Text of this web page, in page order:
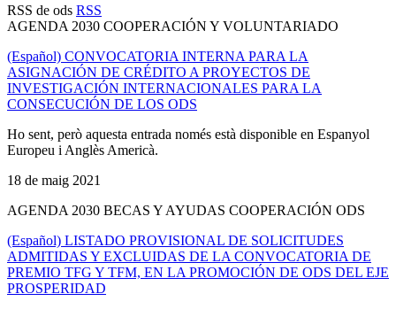
RSS de ods RSS
AGENDA 2030 COOPERACIÓN Y VOLUNTARIADO
(Español) CONVOCATORIA INTERNA PARA LA
ASIGNACIÓN DE CRÉDITO A PROYECTOS DE
INVESTIGACIÓN INTERNACIONALES PARA LA
CONSECUCIÓN DE LOS ODS
Ho sent, però aquesta entrada només està disponible en Espanyol
Europeu i Anglès Americà.
18 de maig 2021
AGENDA 2030 BECAS Y AYUDAS COOPERACIÓN ODS
(Español) LISTADO PROVISIONAL DE SOLICITUDES
ADMITIDAS Y EXCLUIDAS DE LA CONVOCATORIA DE
PREMIO TFG Y TFM, EN LA PROMOCIÓN DE ODS DEL EJE
PROSPERIDAD